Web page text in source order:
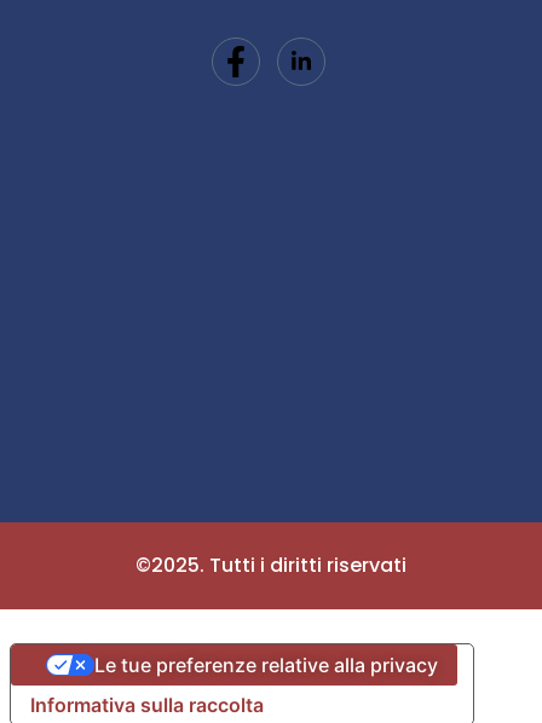
©2025. Tutti i diritti riservati
Informativa sulla raccolta
Le tue preferenze relative alla privacy